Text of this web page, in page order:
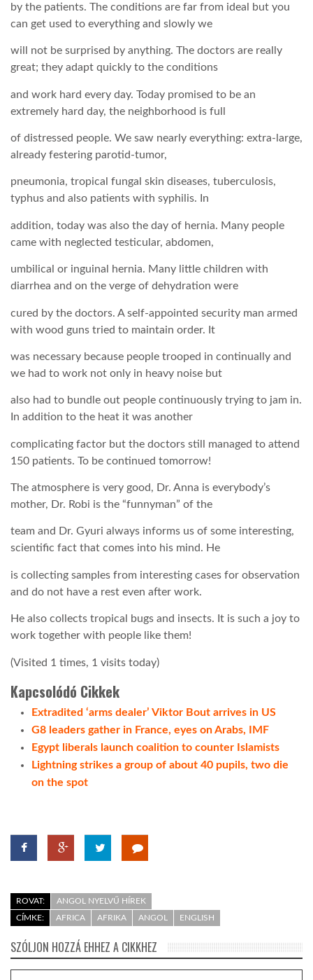
DOBRAVERO.HU
LATIMO.HU
GLOBOBOOK
by the patients. The conditions are far from ideal but you
can get used to everything and slowly we
will not be surprised by anything. The doctors are really
great; they adapt quickly to the conditions
and work hard every day. Today promised to be an
extremely hard day, the neighborhood is full
of distressed people. We saw nearly everything: extra-large,
already festering parotid-tumor,
pneumonia, tropical fungal skin diseases, tuberculosis,
typhus and also patients with syphilis. In
addition, today was also the day of hernia. Many people
came with neglected testicular, abdomen,
umbilical or inguinal hernia. Many little children with
diarrhea and on the verge of dehydration were
cured by the doctors. A self-appointed security man armed
with wood guns tried to maintain order. It
was necessary because people trooped in continually and
we had to work not only in heavy noise but
also had to bundle out people continuously trying to jam in.
In addition to the heat it was another
complicating factor but the doctors still managed to attend
150 patients. To be continued tomorrow!
The atmosphere is very good, Dr. Anna is everybody’s
mother, Dr. Robi is the “funnyman” of the
team and Dr. Gyuri always informs us of some interesting,
scientific fact that comes into his mind. He
is collecting samples from interesting cases for observation
and do not have a rest even after work.
He also collects tropical bugs and insects. It is such a joy to
work together with people like them!
(Visited 1 times, 1 visits today)
Kapcsolódó Cikkek
Extradited ‘arms dealer’ Viktor Bout arrives in US
G8 leaders gather in France, eyes on Arabs, IMF
Egypt liberals launch coalition to counter Islamists
Lightning strikes a group of about 40 pupils, two die
on the spot
ROVAT:
ANGOL NYELVŰ HÍREK
CÍMKE:
AFRICA AFRIKA ANGOL ENGLISH
SZÓLJON HOZZÁ EHHEZ A CIKKHEZ